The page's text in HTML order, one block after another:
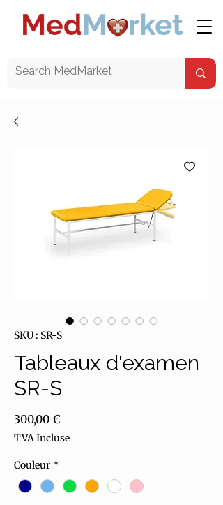
SKU : SR-S
Tableaux d'examen
SR-S
300,00 €Prix
TVA Incluse
Couleur *